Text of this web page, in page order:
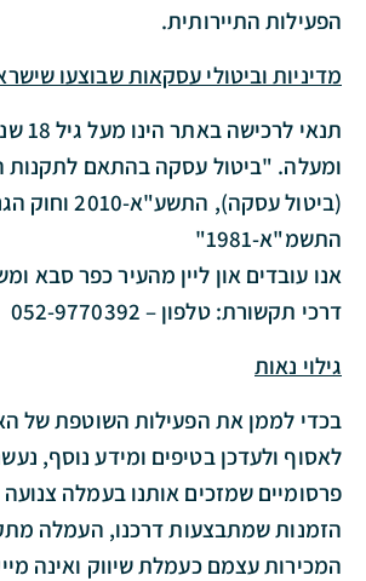
הפעילות התיירותית.
מדיניות וביטולי עסקאות שבוצעו
תנאי לרכישה באתר הינו מעל גיל 18 שנים
ומעלה. "ביטול עסקה בהתאם לתקנות
(ביטול עסקה),
התשמ"א-1981"
אנו עובדים און ליין מהעיר כפר סבא
דרכי תקשורת: טלפון – 052-9770392
גילוי נאות
בכדי לממן את הפעילות השוטפת של
לאסוף ולעדכן בטיפים ומידע נוסף,
פרסומיים שמזכים אותנו בעמלה
הזמנות שמתבצעות דרכנו, העמלה
המכירות עצמם כעמלת שיווק ואינה